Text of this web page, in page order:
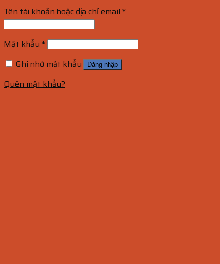
Tên tài khoản hoặc địa chỉ email *
Mật khẩu *
Ghi nhớ mật khẩu
Đăng nhập
Quên mật khẩu?